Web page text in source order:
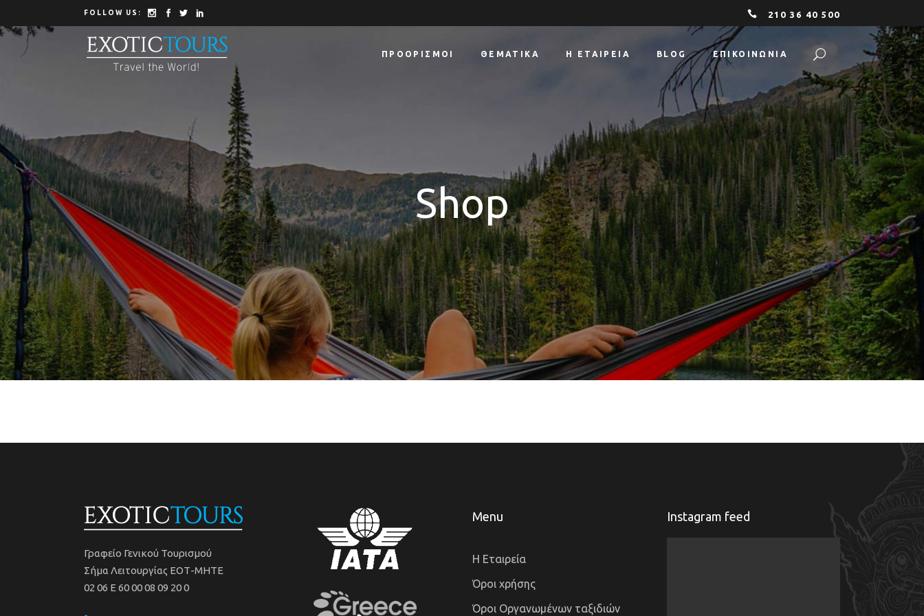
FOLLOW US: 210 36 40 500
ΠΡΟΟΡΙΣΜΟΊ ΘΕΜΑΤΙΚΆ Η ΕΤΑΙΡΕΊΑ BLOG ΕΠΙΚΟΙΝΩΝΙΑ
Shop
Γραφείο Γενικού Τουρισμού
Σήμα Λειτουργίας ΕΟΤ-ΜΗΤΕ
02 06 Ε 60 00 08 09 20 0
Menu
Η Εταιρεία
Όροι χρήσης
Όροι Οργανωμένων ταξιδιών
Instagram feed